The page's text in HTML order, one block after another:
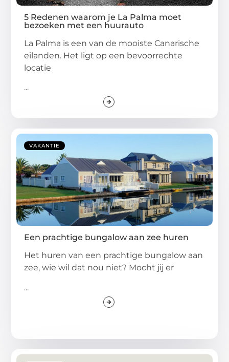
5 Redenen waarom je La Palma moet
bezoeken met een huurauto
La Palma is een van de mooiste Canarische
eilanden. Het ligt op een bevoorrechte
locatie
...
VAKANTIE
Een prachtige bungalow aan zee huren
Het huren van een prachtige bungalow aan
zee, wie wil dat nou niet? Mocht jij er
...